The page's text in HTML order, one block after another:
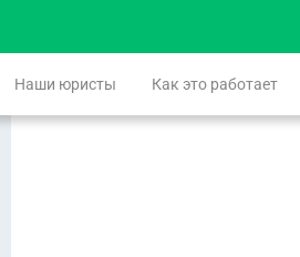
Наши юристы Как это работает